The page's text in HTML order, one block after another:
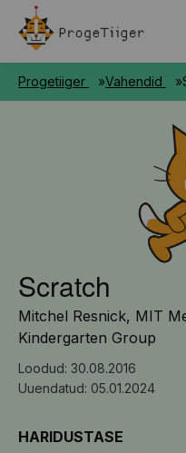
RAAMAT
Progetiiger Vahendid
Scratch
Mitchel Resnick, MIT
Kindergarten Group
Loodud: 30.08.2016
Uuendatud: 05.01.2024
HARIDUSTASE